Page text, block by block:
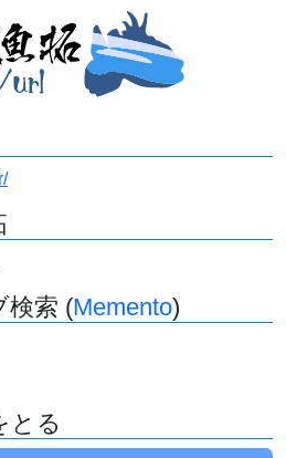
検索 (Memento)
とる